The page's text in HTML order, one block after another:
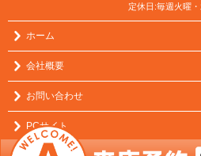
定休日:毎週火曜・
ホーム
会社概要
お問い合わせ
PCサイト